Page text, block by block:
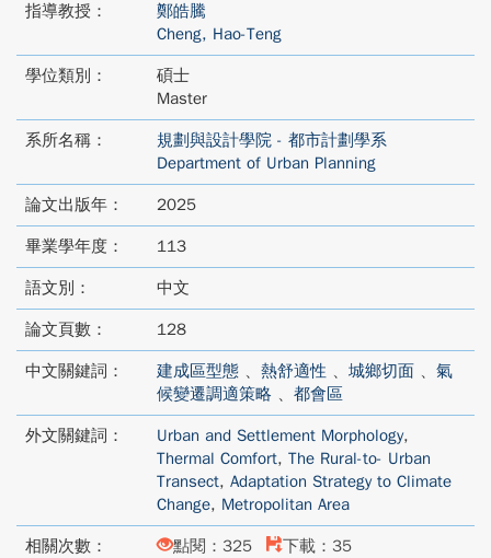
指導教授：
鄭皓騰
Cheng, Hao-Teng
學位類別：
碩士
Master
系所名稱：
規劃與設計學院 - 都市計劃學系
Department of Urban Planning
論文出版年： 2025
畢業學年度： 113
語文別： 中文
論文頁數： 128
中文關鍵詞： 建成區型態 、 熱舒適性 、 城鄉切面 、 氣
候變遷調適策略 、 都會區
外文關鍵詞： Urban and Settlement Morphology,
Thermal Comfort, The Rural-to- Urban
Transect, Adaptation Strategy to Climate
Change, Metropolitan Area
相關次數： 點閱：325 下載：35